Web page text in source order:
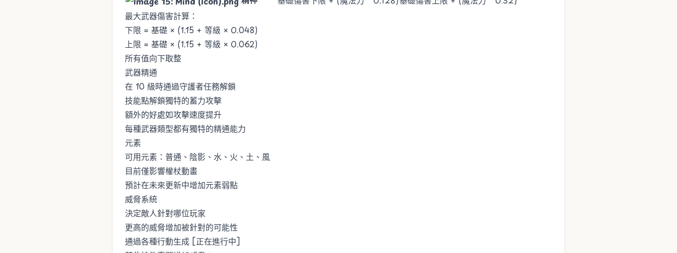
最大武器傷害計算：
下限 = 基礎 × (1.15 + 等級 × 0.048)
上限 = 基礎 × (1.15 + 等級 × 0.062)
所有值向下取整
武器精通
在 10 級時通過守護者任務解鎖
技能點解鎖獨特的蓄力攻擊
額外的好處如攻擊速度提升
每種武器類型都有獨特的精通能力
元素
可用元素：普通、陰影、水、火、土、風
目前僅影響權杖動畫
預計在未來更新中增加元素弱點
威脅系統
決定敵人針對哪位玩家
更高的威脅增加被針對的可能性
通過各種行動生成 [正在進行中]